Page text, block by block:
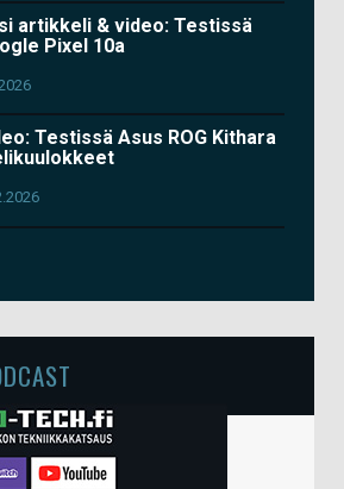
artikkeli & video: Testissä
Pixel 10a
Testissä Asus ROG Kithara